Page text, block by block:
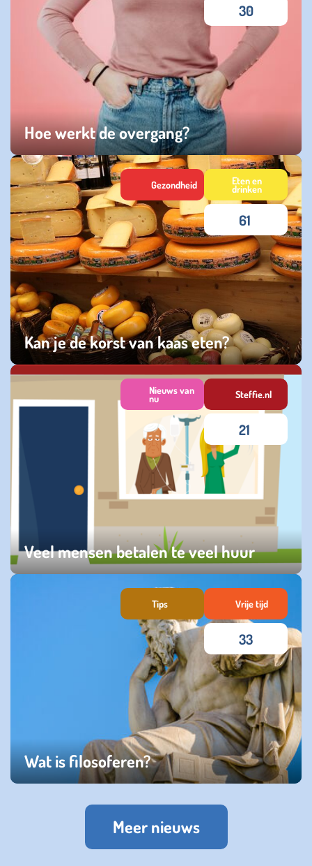
Hoe werkt de overgang?
zaterdag 18 oktober 2025
30
Kan je de korst van kaas eten?
maandag 07 juli 2025
Gezondheid Eten en
drinken
61
Veel mensen betalen te veel huur
vrijdag 27 september 2024
Nieuws van
nu Steffie.nl
21
Wat is filosoferen?
Tips Vrije tijd
33
Meer nieuws